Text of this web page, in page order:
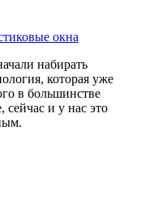
набирать
которая уже
в большинстве
и у нас это